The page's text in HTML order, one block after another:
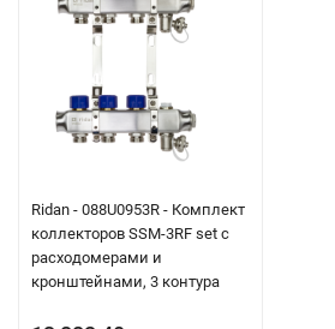
Ridan - 088U0953R - Комплект
коллекторов SSM-3RF set с
расходомерами и
кронштейнами, 3 контура